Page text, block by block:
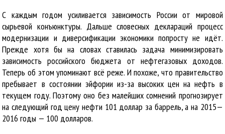
С каждым годом усиливается зависимость России от мировой
сырьевой конъюнктуры. Дальше словесных деклараций процесс
модернизации и диверсификации экономики попросту не идёт.
Прежде хотя бы на словах ставилась задача минимизировать
зависимость российского бюджета от нефтегазовых доходов.
Теперь об этом упоминают всё реже. И похоже, что правительство
пребывает в состоянии эйфории из-за высоких цен на нефть в
текущем году. Поэтому оно без малейших сомнений прогнозирует
на следующий год цену нефти 101 доллар за баррель, а на 2015—
2016 годы — 100 долларов.